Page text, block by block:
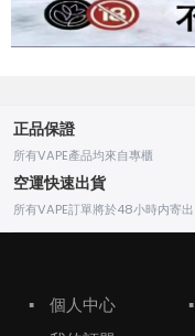
正品保證
所有VAPE產品均來自專櫃
空運快速出貨
所有VAPE訂單將於48小時内寄出
▪
個人中心
▪